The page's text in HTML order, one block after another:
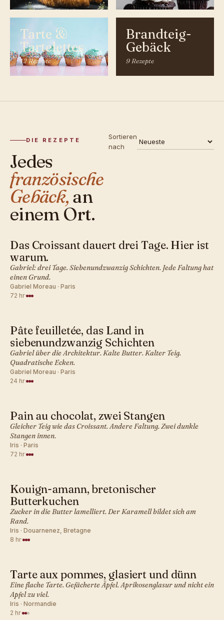
Tarte &
Tartelettes
12 Rezepte
Brandteig-
Gebäck
9 Rezepte
DIE REZEPTE
Jedes
französische
Gebäck, an
einem Ort.
Sortieren
nach
Das Croissant dauert drei Tage. Hier ist
warum.
Gabriel: drei Tage. Siebenundzwanzig Schichten. Jede Faltung hat
einen Grund.
Gabriel Moreau · Paris
72 hr·
FRANZÖSISCH · GEBÄCK
Pâte feuilletée, das Land in
siebenundzwanzig Schichten
Gabriel über die Architektur. Kalte Butter. Kalter Teig.
Quadratische Ecken.
Gabriel Moreau · Paris
24 hr·
FRANZÖSISCH · GEBÄCK
Pain au chocolat, zwei Stangen
Gleicher Teig wie das Croissant. Andere Faltung. Zwei dunkle
Stangen innen.
Iris · Paris
72 hr·
FRANZÖSISCH · GEBÄCK
Kouign-amann, bretonischer
Butterkuchen
Zucker in die Butter lamelliert. Der Karamell bildet sich am
Rand.
Iris · Douarnenez, Bretagne
8 hr·
FRANZÖSISCH · GEBÄCK
Tarte aux pommes, glasiert und dünn
Eine flache Tarte. Gefächerte Äpfel. Aprikosenglasur und nicht ein
Apfel zu viel.
Iris · Normandie
2 hr·